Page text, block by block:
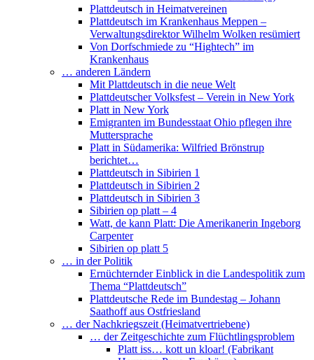
Plattdeutsch in Heimatvereinen
Plattdeutsch im Krankenhaus Meppen –
Verwaltungsdirektor Wilhelm Wolken resümiert
Von Dorfschmiede zu “Hightech” im
Krankenhaus
… anderen Ländern
Mit Plattdeutsch in die neue Welt
Plattdeutscher Volksfest – Verein in New York
Platt in New York
Emigranten im Bundesstaat Ohio pflegen ihre
Muttersprache
Platt in Südamerika: Wilfried Brönstrup
berichtet…
Plattdeutsch in Sibirien 1
Plattdeutsch in Sibirien 2
Plattdeutsch in Sibirien 3
Sibirien op platt – 4
Watt, de kann Platt: Die Amerikanerin Ingeborg
Carpenter
Sibirien op platt 5
… in der Politik
Ernüchternder Einblick in die Landespolitik zum
Thema “Plattdeutsch”
Plattdeutsche Rede im Bundestag – Johann
Saathoff aus Ostfriesland
… der Nachkriegszeit (Heimatvertriebene)
… der Zeitgeschichte zum Flüchtlingsproblem
Platt iss… kott un kloar! (Fabrikant